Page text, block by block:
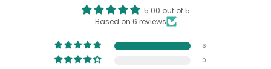
5.00 out of 5
Based on 6 reviews
6
0